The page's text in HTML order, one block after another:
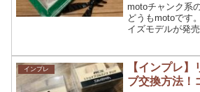
motoチャンク系
どうもmotoです
イズモデルが発
ロトタイプのAK
ンチのレビュー
らく３インチが
想はして...
インプレ
【インプレ
ブ交換方法！